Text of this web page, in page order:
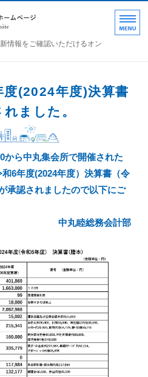
東京都 板橋区 中丸町
情報をご確認いただけるオン
(2024年度)決算書
ました。
から中丸集会所で開催された
6年度(2024年度）決算書（令
承認されましたので以下にご
中丸睦総務会計部